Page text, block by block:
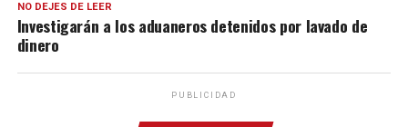
NO DEJES DE LEER
Investigarán a los aduaneros detenidos por lavado de
dinero
PUBLICIDAD